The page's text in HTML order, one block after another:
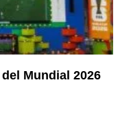
Mundial 2026